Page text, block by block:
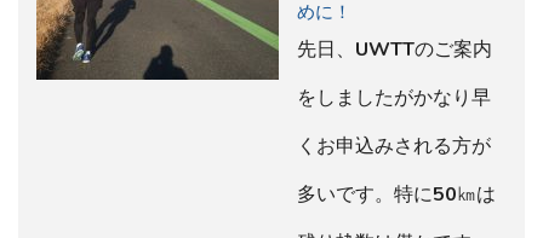
めに！
先日、UWTTのご案内
をしましたがかなり早
くお申込みされる方が
多いです。特に50㎞は